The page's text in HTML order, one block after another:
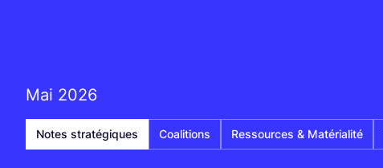
Mai 2026
Notes stratégiques Coalitions Ressources & Matérialité